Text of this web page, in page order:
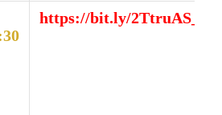
https://bit.ly/